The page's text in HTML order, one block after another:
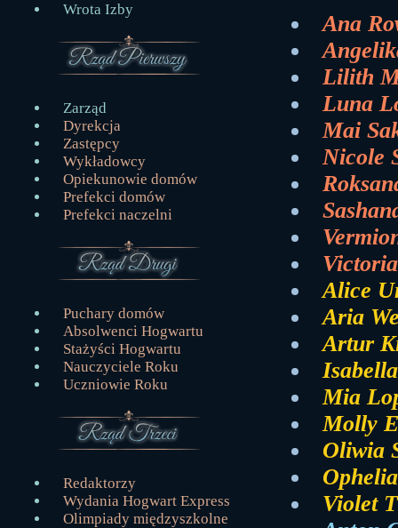
Wrota Izby
Zarząd
Dyrekcja
Zastępcy
Wykładowcy
Opiekunowie domów
Prefekci domów
Prefekci naczelni
Puchary domów
Absolwenci Hogwartu
Stażyści Hogwartu
Nauczyciele Roku
Uczniowie Roku
Redaktorzy
Wydania Hogwart Express
Olimpiady międzyszkolne
Ana
Lilith
Luna
Mai
Nicole
Alice
Aria
Artur
Mia
Molly
Oliwia
Violet